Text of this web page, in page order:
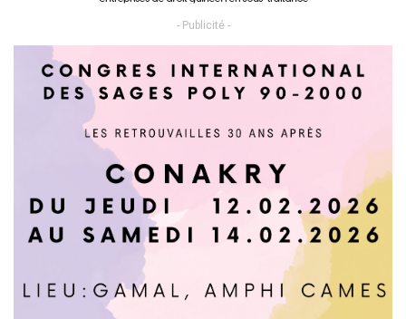
- Publicité -